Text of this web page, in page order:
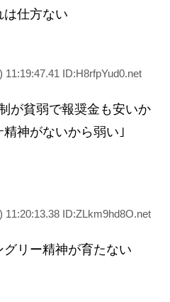
は仕方ない
11:19:47.41 ID:H8rfpYud0.net
が貧弱で報奨金も安いか
精神がないから弱い｣
11:20:13.38 ID:ZLkm9hd8O.net
リー精神が育たない